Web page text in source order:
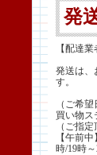
発
【配達
発送は、
す。
（ご希望
買い物ス
（ご指
【午前
時/19時